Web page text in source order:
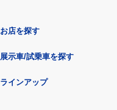
お店を探す
展示車/試乗車を探す
ラインアップ